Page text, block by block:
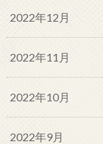
2022年12月
2022年11月
2022年10月
2022年9月